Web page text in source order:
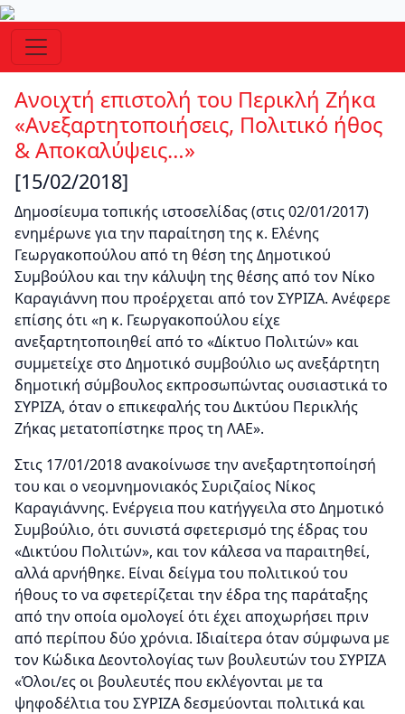
Ανοιχτή επιστολή του Περικλή Ζήκα
«Ανεξαρτητοποιήσεις, Πολιτικό ήθος
& Αποκαλύψεις…»
[15/02/2018]
Δημοσίευμα τοπικής ιστοσελίδας (στις 02/01/2017)
ενημέρωνε για την παραίτηση της κ. Ελένης
Γεωργακοπούλου από τη θέση της Δημοτικού
Συμβούλου και την κάλυψη της θέσης από τον Νίκο
Καραγιάννη που προέρχεται από τον ΣΥΡΙΖΑ. Ανέφερε
επίσης ότι «η κ. Γεωργακοπούλου είχε
ανεξαρτητοποιηθεί από το «Δίκτυο Πολιτών» και
συμμετείχε στο Δημοτικό συμβούλιο ως ανεξάρτητη
δημοτική σύμβουλος εκπροσωπώντας ουσιαστικά το
ΣΥΡΙΖΑ, όταν ο επικεφαλής του Δικτύου Περικλής
Ζήκας μετατοπίστηκε προς τη ΛΑΕ».
Στις 17/01/2018 ανακοίνωσε την ανεξαρτητοποίησή
του και ο νεομνημονιακός Συριζαίος Νίκος
Καραγιάννης. Ενέργεια που κατήγγειλα στο Δημοτικό
Συμβούλιο, ότι συνιστά σφετερισμό της έδρας του
«Δικτύου Πολιτών», και τον κάλεσα να παραιτηθεί,
αλλά αρνήθηκε. Είναι δείγμα του πολιτικού του
ήθους το να σφετερίζεται την έδρα της παράταξης
από την οποία ομολογεί ότι έχει αποχωρήσει πριν
από περίπου δύο χρόνια. Ιδιαίτερα όταν σύμφωνα με
τον Κώδικα Δεοντολογίας των βουλευτών του ΣΥΡΙΖΑ
«Όλοι/ες οι βουλευτές που εκλέγονται με τα
ψηφοδέλτια του ΣΥΡΙΖΑ δεσμεύονται πολιτικά και